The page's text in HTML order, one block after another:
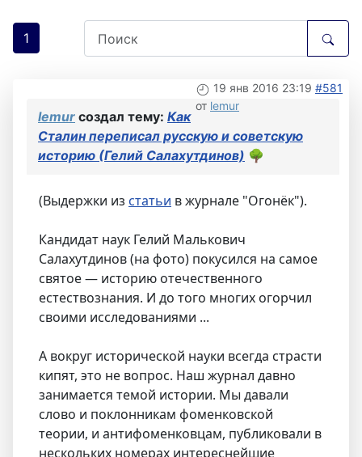
1
19 янв 2016 23:19 #581
от lemur
lemur создал тему: Как
Сталин переписал русскую и советскую
историю (Гелий Салахутдинов) 🌳
(Выдержки из статьи в журнале "Огонёк").
Кандидат наук Гелий Малькович
Салахутдинов (на фото) покусился на самое
святое — историю отечественного
естествознания. И до того многих огорчил
своими исследованиями ...
А вокруг исторической науки всегда страсти
кипят, это не вопрос. Наш журнал давно
занимается темой истории. Мы давали
слово и поклонникам фоменковской
теории, и антифоменковцам, публиковали в
нескольких номерах интереснейшие